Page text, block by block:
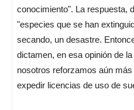
conocimiento". La respuesta,
"especies que se han
secando, un desastre.
dictamen, en esa opinión de
nosotros reforzamos aún
expedir licencias de uso de